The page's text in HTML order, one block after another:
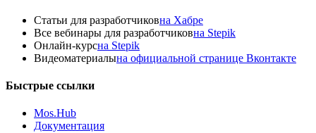
Статьи для разработчиковна Хабре
Все вебинары для разработчиковна Stepik
Онлайн-курсна Stepik
Видеоматериалына официальной странице Вконтакте
Быстрые ссылки
Mos.Hub
Документация